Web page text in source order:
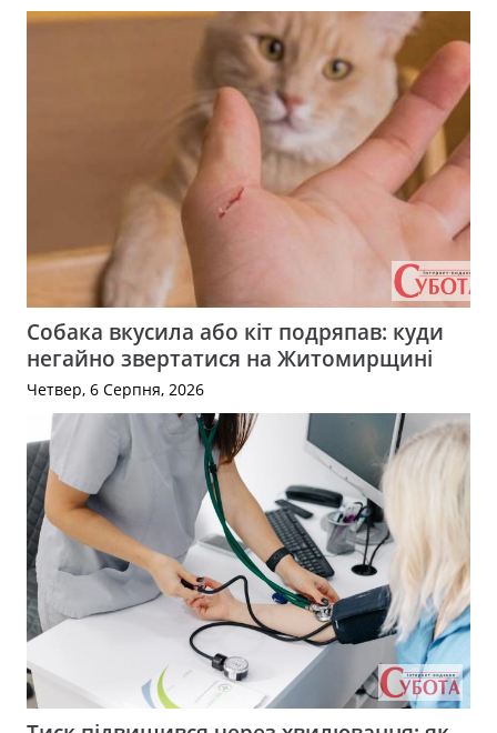
Собака вкусила або кіт подряпав: куди
негайно звертатися на Житомирщині
Четвер, 6 Серпня, 2026